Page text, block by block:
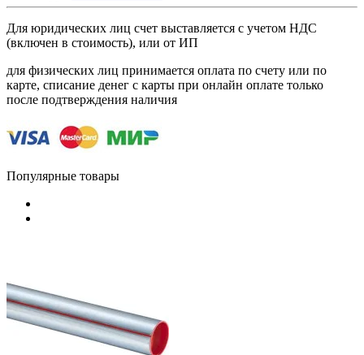
Для юридических лиц счет выставляется с учетом НДС
(включен в стоимость), или от ИП
для физических лиц принимается оплата по счету или по
карте, списание денег с карты при онлайн оплате только
после подтверждения наличия
Популярные товары